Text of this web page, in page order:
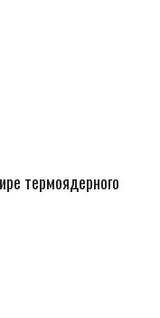
термоядерного